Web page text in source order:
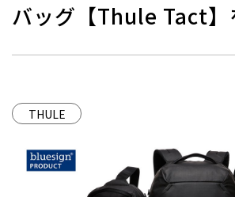
バッグ【Thule Tact】
THULE